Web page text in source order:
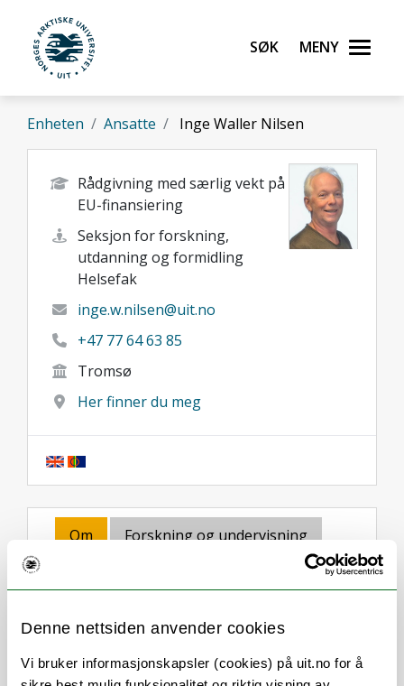
Denne nettsiden anvender cookies
Vi bruker informasjonskapsler (cookies) på uit.no for å
Gå til hovedinnhold
UiT Norges arktiske universitet
Søk Meny
Enheten Ansatte Inge Waller Nilsen
Rådgivning med særlig vekt på
EU-finansiering
Seksjon for forskning,
utdanning og formidling
Helsefak
inge.w.nilsen@uit.no
+47 77 64 63 85
Tromsø
Her finner du meg
Om
Forskning og undervisning